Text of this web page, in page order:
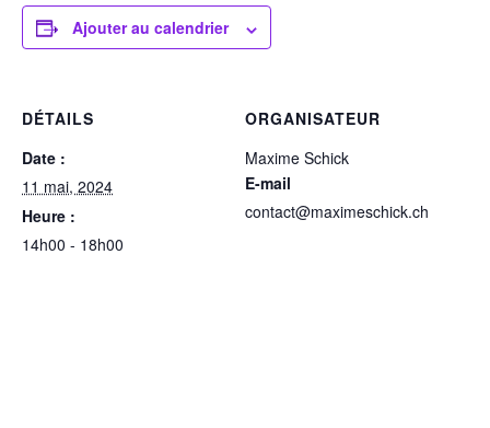
Ajouter au calendrier
DÉTAILS
Date :
11 mai, 2024
Heure :
14h00 - 18h00
ORGANISATEUR
Maxime Schick
E-mail
contact@maximeschick.ch